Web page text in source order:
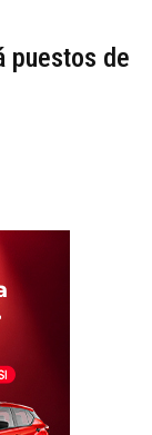
puestos de